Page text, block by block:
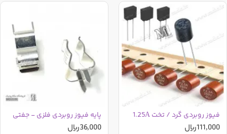
فیوز روبردی گرد / تخت 1.25A
111,000ریال
پایه فیوز روبردی فلزی - جفتی
36,000ریال